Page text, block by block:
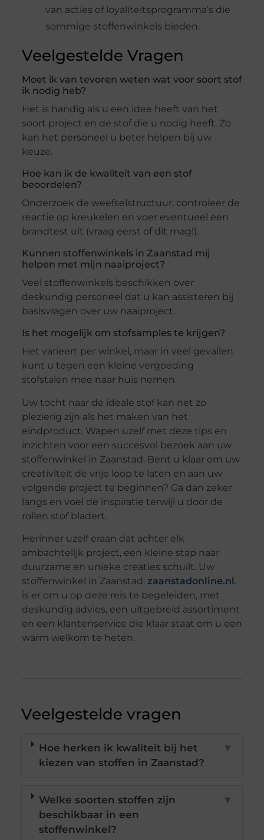
van acties of loyaliteitsprogramma’s die
sommige stoffenwinkels bieden.
Veelgestelde Vragen
Moet ik van tevoren weten wat voor soort stof
ik nodig heb?
Het is handig als u een idee heeft van het
soort project en de stof die u nodig heeft. Zo
kan het personeel u beter helpen bij uw
keuze.
Hoe kan ik de kwaliteit van een stof
beoordelen?
Onderzoek de weefselstructuur, controleer de
reactie op kreukelen en voer eventueel een
brandtest uit (vraag eerst of dit mag!).
Kunnen stoffenwinkels in Zaanstad mij
helpen met mijn naaiproject?
Veel stoffenwinkels beschikken over
deskundig personeel dat u kan assisteren bij
basisvragen over uw naaiproject.
Is het mogelijk om stofsamples te krijgen?
Het varieert per winkel, maar in veel gevallen
kunt u tegen een kleine vergoeding
stofstalen mee naar huis nemen.
Uw tocht naar de ideale stof kan net zo
plezierig zijn als het maken van het
eindproduct. Wapen uzelf met deze tips en
inzichten voor een succesvol bezoek aan uw
stoffenwinkel in Zaanstad. Bent u klaar om uw
creativiteit de vrije loop te laten en aan uw
volgende project te beginnen? Ga dan zeker
langs en voel de inspiratie terwijl u door de
rollen stof bladert.
Herinner uzelf eraan dat achter elk
ambachtelijk project, een kleine stap naar
duurzame en unieke creaties schuilt. Uw
stoffenwinkel in Zaanstad. zaanstadonline.nl.
is er om u op deze reis te begeleiden, met
deskundig advies, een uitgebreid assortiment
en een klantenservice die klaar staat om u een
warm welkom te heten.
Veelgestelde vragen
Hoe herken ik kwaliteit bij het
kiezen van stoffen in Zaanstad?
▼
Welke soorten stoffen zijn
beschikbaar in een
stoffenwinkel?
▼